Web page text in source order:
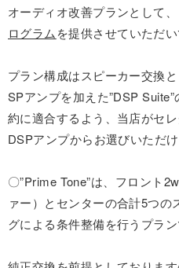
オーディオ改善プランとして、
ログラム を提供させていただい
プラン構成はスピーカー交換
SPアンプを加えた”DSP
約に適合するよう、当店がセ
DSPアンプからお選びいただ
〇”Prime Tone”は、フロント
ァー）とセンターの合計5つ
グによる条件整備を行うプラン